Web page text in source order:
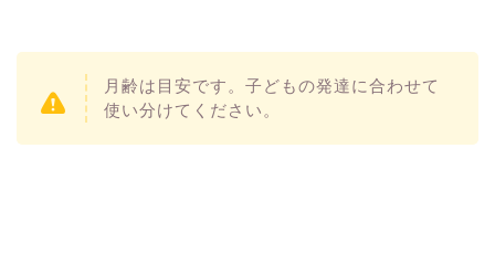
月齢は目安です。子どもの発達に合わせて
使い分けてください。